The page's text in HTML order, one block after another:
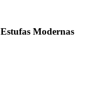
Estufas Modernas